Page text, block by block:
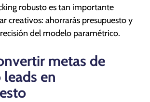
robusto es tan importante
creativos: ahorrarás presupuesto y
del modelo paramétrico.
metas de
en